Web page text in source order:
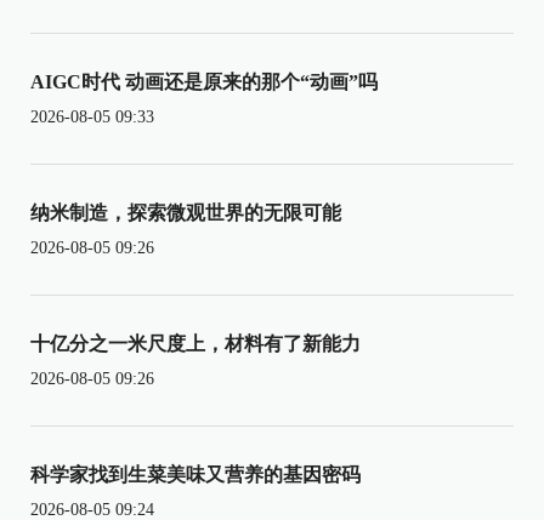
AIGC时代 动画还是原来的那个“动画”吗
2026-08-05 09:33
纳米制造，探索微观世界的无限可能
2026-08-05 09:26
十亿分之一米尺度上，材料有了新能力
2026-08-05 09:26
科学家找到生菜美味又营养的基因密码
2026-08-05 09:24